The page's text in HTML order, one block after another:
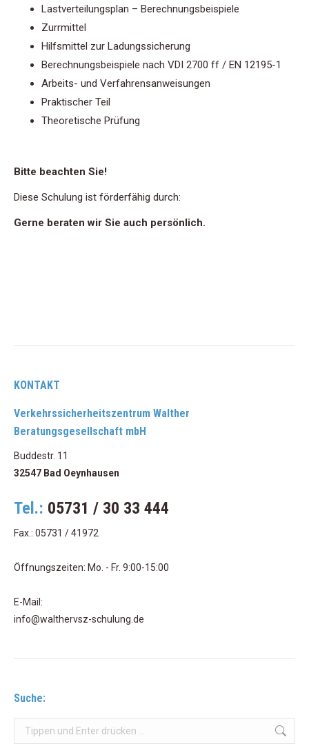
Lastverteilungsplan – Berechnungsbeispiele
Zurrmittel
Hilfsmittel zur Ladungssicherung
Berechnungsbeispiele nach VDI 2700 ff / EN 12195-1
Arbeits- und Verfahrensanweisungen
Praktischer Teil
Theoretische Prüfung
Bitte beachten Sie!
Diese Schulung ist förderfähig durch:
Gerne beraten wir Sie auch persönlich.
KONTAKT
Verkehrssicherheitszentrum Walther
Beratungsgesellschaft mbH
Buddestr. 11
32547 Bad Oeynhausen
Tel.: 05731 / 30 33 444
Fax.: 05731 / 41972
Öffnungszeiten: Mo. - Fr. 9:00-15:00
E-Mail:
info@walthervsz-schulung.de
Suche:
Search: